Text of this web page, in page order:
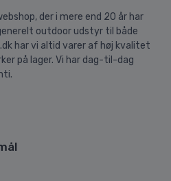
der i mere end 20 år har
outdoor udstyr til både
har vi altid varer af høj kvalitet
på lager. Vi har dag-til-dag